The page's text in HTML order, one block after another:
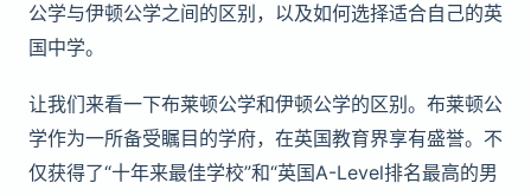
公学与伊顿公学之间的区别，以及如何选择适合自己的英
国中学。
让我们来看一下布莱顿公学和伊顿公学的区别。布莱顿公
学作为一所备受瞩目的学府，在英国教育界享有盛誉。不
仅获得了“十年来最佳学校”和“英国A-Level排名最高的男